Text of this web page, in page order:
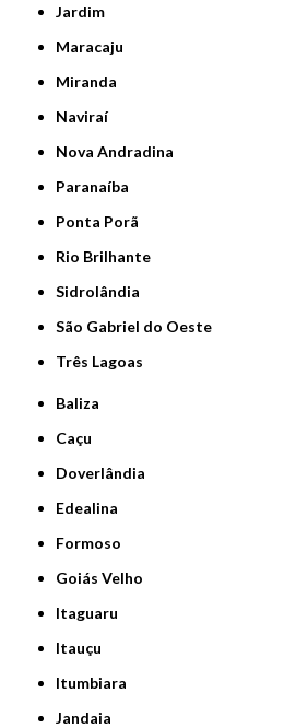
Jardim
Maracaju
Miranda
Naviraí
Nova Andradina
Paranaíba
Ponta Porã
Rio Brilhante
Sidrolândia
São Gabriel do Oeste
Três Lagoas
Baliza
Caçu
Doverlândia
Edealina
Formoso
Goiás Velho
Itaguaru
Itauçu
Itumbiara
Jandaia